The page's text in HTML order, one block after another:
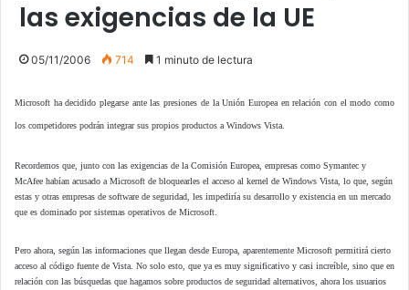
las exigencias de la UE
05/11/2006 714 1 minuto de lectura
Microsoft ha decidido plegarse ante las presiones de la Unión Europea en relación con el modo como
los competidores podrán integrar sus propios productos a Windows Vista.
Recordemos que, junto con las exigencias de la Comisión Europea, empresas como Symantec y
McAfee habían acusado a Microsoft de bloquearles el acceso al kernel de Windows Vista, lo que, según
estas y otras empresas de software de seguridad, les impediría su desarrollo y existencia en un mercado
que es dominado por sistemas operativos de Microsoft.
Pero ahora, según las informaciones que llegan desde Europa, aparentemente Microsoft permitirá cierto
acceso al código fuente de Vista. No solo esto, que ya es muy significativo y casi increíble, sino que en
relación con las búsquedas que hagamos sobre productos de seguridad alternativos, ahora los usuarios